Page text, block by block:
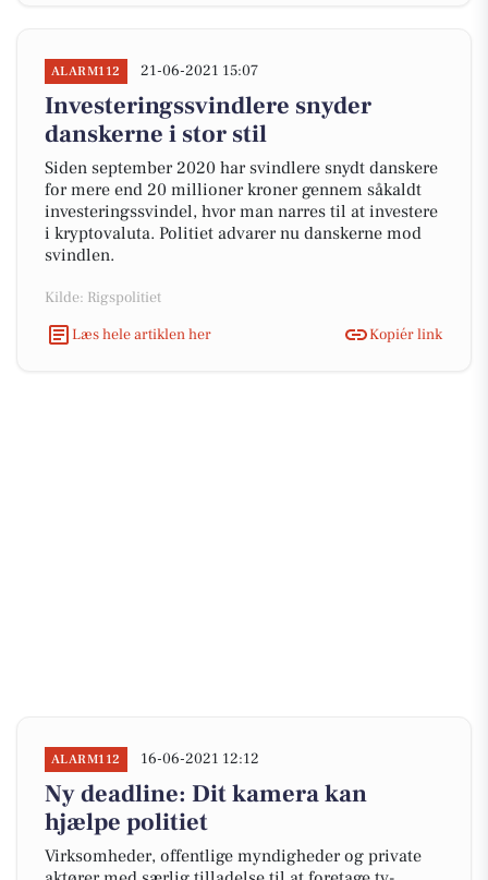
ALARM112 21-06-2021 15:07
Investeringssvindlere snyder
danskerne i stor stil
Siden september 2020 har svindlere snydt danskere
for mere end 20 millioner kroner gennem såkaldt
investeringssvindel, hvor man narres til at investere
i kryptovaluta. Politiet advarer nu danskerne mod
svindlen.
Kilde: Rigspolitiet
Læs hele artiklen her
Kopiér link
ALARM112 16-06-2021 12:12
Ny deadline: Dit kamera kan
hjælpe politiet
Virksomheder, offentlige myndigheder og private